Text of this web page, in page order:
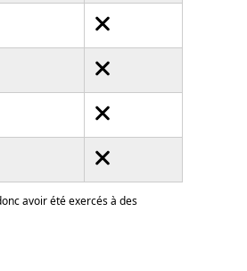
avoir été exercés à des